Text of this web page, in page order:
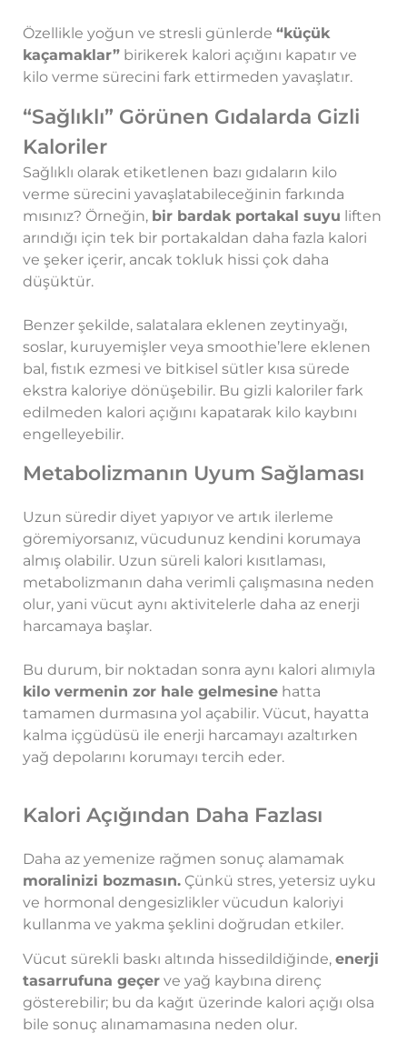
Özellikle yoğun ve stresli günlerde “küçük
kaçamaklar” birikerek kalori açığını kapatır ve
kilo verme sürecini fark ettirmeden yavaşlatır.
“Sağlıklı” Görünen Gıdalarda Gizli
Kaloriler
Sağlıklı olarak etiketlenen bazı gıdaların kilo
verme sürecini yavaşlatabileceğinin farkında
mısınız? Örneğin, bir bardak portakal suyu liften
arındığı için tek bir portakaldan daha fazla kalori
ve şeker içerir, ancak tokluk hissi çok daha
düşüktür.
Benzer şekilde, salatalara eklenen zeytinyağı,
soslar, kuruyemişler veya smoothie’lere eklenen
bal, fıstık ezmesi ve bitkisel sütler kısa sürede
ekstra kaloriye dönüşebilir. Bu gizli kaloriler fark
edilmeden kalori açığını kapatarak kilo kaybını
engelleyebilir.
Metabolizmanın Uyum Sağlaması
Uzun süredir diyet yapıyor ve artık ilerleme
göremiyorsanız, vücudunuz kendini korumaya
almış olabilir. Uzun süreli kalori kısıtlaması,
metabolizmanın daha verimli çalışmasına neden
olur, yani vücut aynı aktivitelerle daha az enerji
harcamaya başlar.
Bu durum, bir noktadan sonra aynı kalori alımıyla
kilo vermenin zor hale gelmesine hatta
tamamen durmasına yol açabilir. Vücut, hayatta
kalma içgüdüsü ile enerji harcamayı azaltırken
yağ depolarını korumayı tercih eder.
Kalori Açığından Daha Fazlası
Daha az yemenize rağmen sonuç alamamak
moralinizi bozmasın. Çünkü stres, yetersiz uyku
ve hormonal dengesizlikler vücudun kaloriyi
kullanma ve yakma şeklini doğrudan etkiler.
Vücut sürekli baskı altında hissedildiğinde, enerji
tasarrufuna geçer ve yağ kaybına direnç
gösterebilir; bu da kağıt üzerinde kalori açığı olsa
bile sonuç alınamamasına neden olur.